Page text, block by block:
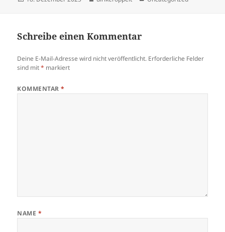
Schreibe einen Kommentar
Deine E-Mail-Adresse wird nicht veröffentlicht. Erforderliche Felder
sind mit* markiert
KOMMENTAR*
NAME *